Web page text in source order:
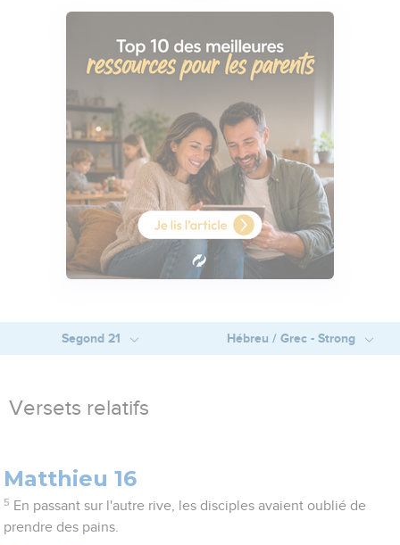
Segond 21 Hébreu / Grec - Strong
Versets relatifs
Matthieu 16
5 En passant sur l'autre rive, les disciples avaient oublié de
prendre des pains.